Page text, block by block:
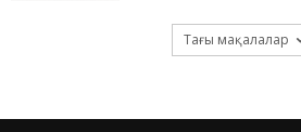
Тағы мақалалар